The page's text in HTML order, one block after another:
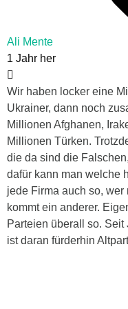
Ali Mente
1 Jahr her
Wir haben locker eine
Ukrainer, dann noch
Millionen Afghanen,
Millionen Türken.
die da sind die
dafür kann man welche
jede Firma auch so,
kommt ein anderer.
Parteien überall so.
ist daran fürderhin